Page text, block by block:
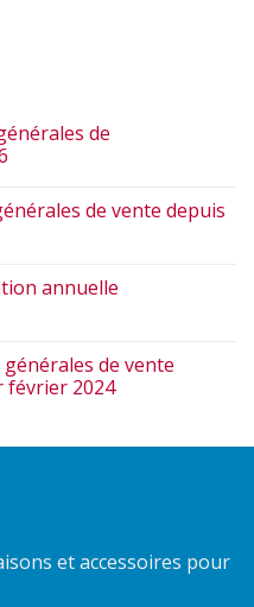
de
de vente depuis
annuelle
de vente
février 2024
et accessoires pour